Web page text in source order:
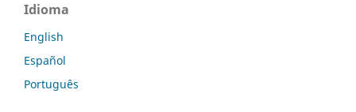
Idioma
English
Español
Português